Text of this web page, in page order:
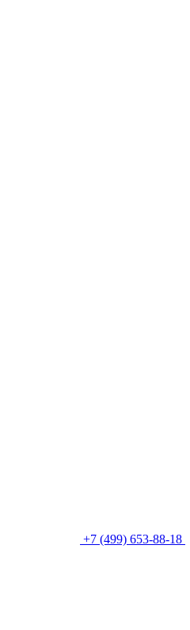
+7 (499) 653-88-18